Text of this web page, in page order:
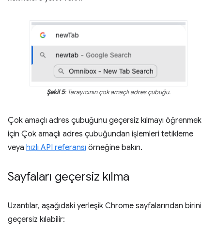
Şekil 5: Tarayıcının çok amaçlı adres çubuğu.
Çok amaçlı adres çubuğunu geçersiz kılmayı öğrenmek
için Çok amaçlı adres çubuğundan işlemleri tetikleme
veya hızlı API referansı örneğine bakın.
Sayfaları geçersiz kılma
Uzantılar, aşağıdaki yerleşik Chrome sayfalarından birini
geçersiz kılabilir: